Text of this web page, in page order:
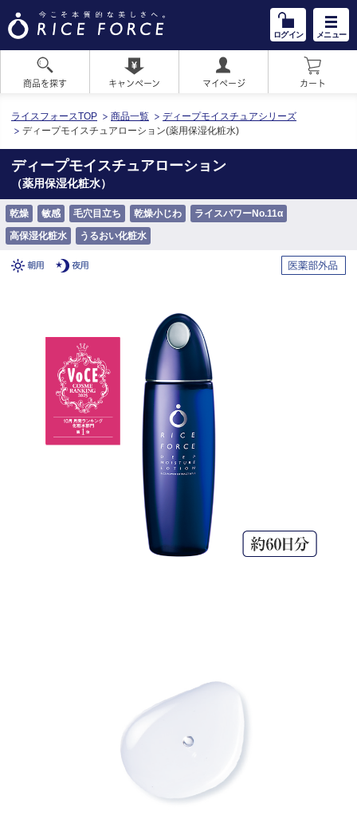
ログイン メニュー
商品を探す キャンペーン マイページ カート
ライスフォースTOP 商品一覧
ディープモイスチュアシリーズ
ディープモイスチュアローション(薬用保湿化粧水)
ディープモイスチュアローション
（薬用保湿化粧水）
乾燥 敏感 毛穴目立ち 乾燥小じわ
ライスパワーNo.11α
高保湿化粧水
うるおい化粧水